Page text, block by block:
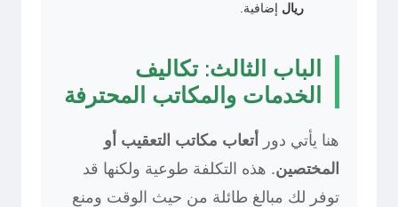
ريال إضافية.
الباب الثالث: تكاليف
الخدمات والمكاتب المحترفة
هنا يأتي دور
أتعاب مكاتب التعقيب أو
المختصين. هذه التكلفة طوعية ولكنها قد
توفر لك مبالغ طائلة من حيث الوقت ومنع